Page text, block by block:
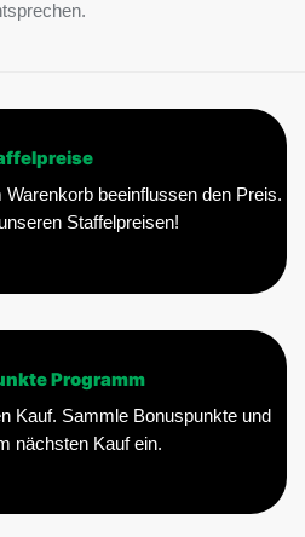
beeinflussen den Preis.
Staffelpreisen!
Programm
Kauf. Sammle Bonuspunkte und
nächsten Kauf ein.